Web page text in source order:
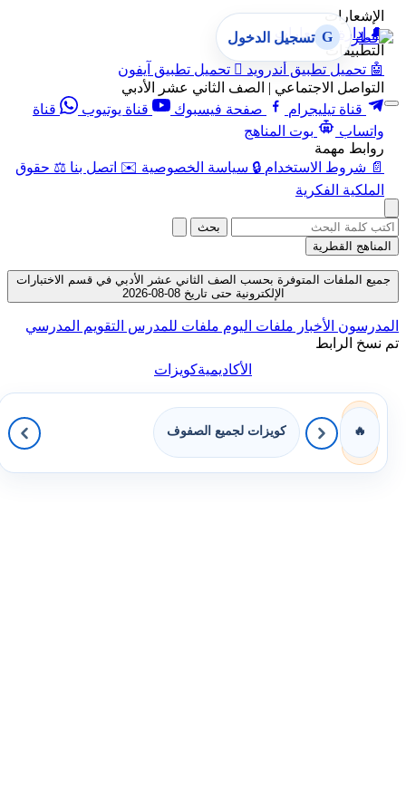
الإشعارات
🔔 إدارة الإشعارات
التطبيقات
🤖 تحميل تطبيق أندرويد  تحميل تطبيق آيفون
التواصل الاجتماعي | الصف الثاني عشر الأدبي
قناة تيليجرام
صفحة فيسبوك قناة يوتيوب
قناة
واتساب
بوت المناهج
روابط مهمة
📄 شروط الاستخدام 🔒 سياسة الخصوصية ✉️ اتصل بنا ⚖️ حقوق
الملكية الفكرية
G تسجيل الدخول
بحث
المناهج القطرية
جميع الملفات المتوفرة بحسب الصف الثاني عشر الأدبي في قسم الاختبارات
الإلكترونية حتى تاريخ 08-08-2026
المدرسون الأخبار ملفات اليوم ملفات للمدرس التقويم المدرسي
تم نسخ الرابط
الأكاديميةكويزات
🔥 كويزات لجميع الصفوف